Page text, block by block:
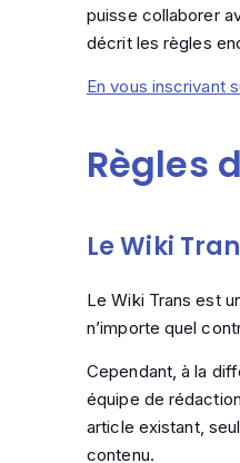
puisse collaborer
décrit les règles
En vous inscrivant
Règles
Le Wiki
Le Wiki Trans est
n’importe quel
Cependant, à la
équipe de
article existant,
contenu.